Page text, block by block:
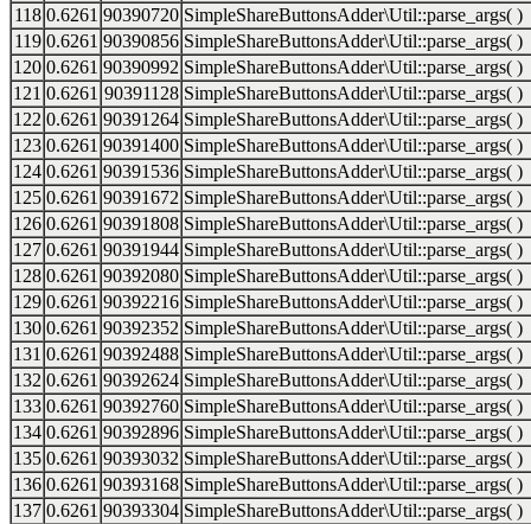
118 0.6261 90390720 SimpleShareButtonsAdder\Util::parse_args( )
119 0.6261 90390856 SimpleShareButtonsAdder\Util::parse_args( )
120 0.6261 90390992 SimpleShareButtonsAdder\Util::parse_args( )
121 0.6261 90391128 SimpleShareButtonsAdder\Util::parse_args( )
122 0.6261 90391264 SimpleShareButtonsAdder\Util::parse_args( )
123 0.6261 90391400 SimpleShareButtonsAdder\Util::parse_args( )
124 0.6261 90391536 SimpleShareButtonsAdder\Util::parse_args( )
125 0.6261 90391672 SimpleShareButtonsAdder\Util::parse_args( )
126 0.6261 90391808 SimpleShareButtonsAdder\Util::parse_args( )
127 0.6261 90391944 SimpleShareButtonsAdder\Util::parse_args( )
128 0.6261 90392080 SimpleShareButtonsAdder\Util::parse_args( )
129 0.6261 90392216 SimpleShareButtonsAdder\Util::parse_args( )
130 0.6261 90392352 SimpleShareButtonsAdder\Util::parse_args( )
131 0.6261 90392488 SimpleShareButtonsAdder\Util::parse_args( )
132 0.6261 90392624 SimpleShareButtonsAdder\Util::parse_args( )
133 0.6261 90392760 SimpleShareButtonsAdder\Util::parse_args( )
134 0.6261 90392896 SimpleShareButtonsAdder\Util::parse_args( )
135 0.6261 90393032 SimpleShareButtonsAdder\Util::parse_args( )
136 0.6261 90393168 SimpleShareButtonsAdder\Util::parse_args( )
137 0.6261 90393304 SimpleShareButtonsAdder\Util::parse_args( )